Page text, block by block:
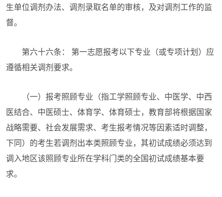
生单位调剂办法、调剂录取名单的审核，及对调剂工作的监
督。
第六十六条： 第一志愿报考以下专业（或专项计划）应
遵循相关调剂要求。
（一）报考照顾专业（指工学照顾专业、中医学、中西
医结合、中医硕士、体育学、体育硕士，教育部将根据国家
战略需要、社会发展需求、考生报考情况等因素适时调整，
下同）的考生若调剂出本类照顾专业，其初试成绩必须达到
调入地区该照顾专业所在学科门类的全国初试成绩基本要
求。